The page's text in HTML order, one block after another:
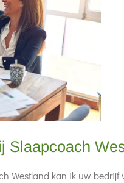
Slaapcoach
Westland kan ik uw